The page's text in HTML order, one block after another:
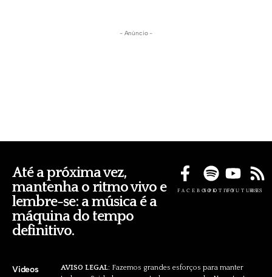
- Anúncio -
Até a próxima vez,
mantenha o ritmo vivo e
lembre-se: a música é a
máquina do tempo
definitivo.
FACEBOOKSPOTIFYYOUTUBE
RSS
Videos AVISO LEGAL: Fazemos grandes esforços para manter